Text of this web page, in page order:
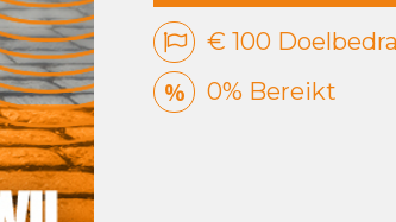
€ 100
0% Bereikt